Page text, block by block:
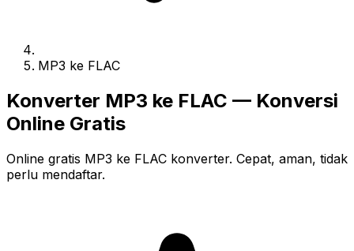
MP3 ke FLAC
Konverter MP3 ke FLAC — Konversi
Online Gratis
Online gratis MP3 ke FLAC konverter. Cepat, aman, tidak
perlu mendaftar.